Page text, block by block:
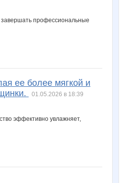
ее более мягкой и
01.05.2026 в 18:39